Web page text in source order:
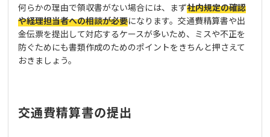
何らかの理由で領収書がない場合には、まず社内規定の確認
や経理担当者への相談が必要になります。交通費精算書や出
金伝票を提出して対応するケースが多いため、ミスや不正を
防ぐためにも書類作成のためのポイントをきちんと押さえて
おきましょう。
交通費精算書の提出